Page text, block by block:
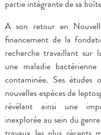
partie intégrante de sa
A son retour en
financement de la
recherche travaillant sur
une maladie
contaminée. Ses
nouvelles espèces de
révélant ainsi une
inexplorée au sein du genre